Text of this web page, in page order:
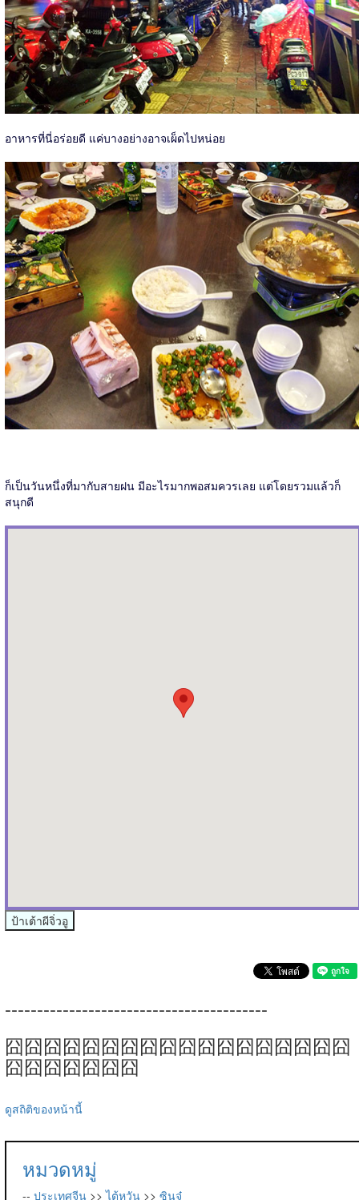
อาหารที่นี่อร่อยดี แค่บางอย่างอาจเผ็ดไปหน่อย
ก็เป็นวันหนึ่งที่มากับสายฝน มีอะไรมากพอสมควรเลย แต่โดยรวมแล้วก็
สนุกดี
ป้าเต้าผีจิ่วอู
-----------------------------------------
囧囧囧囧囧囧囧囧囧囧囧囧囧囧囧囧囧囧
囧囧囧囧囧囧囧
ดูสถิติของหน้านี้
หมวดหมู่
-- ประเทศจีน >>ไต้หวัน >> ซินจู๋